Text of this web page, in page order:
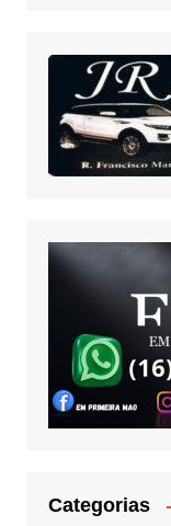
Categorias